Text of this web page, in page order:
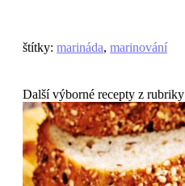
štítky: marináda, marinování
Další výborné recepty z rubriky